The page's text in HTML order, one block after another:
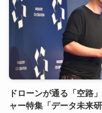
ドローンが通る「空路
ャー特集「データ未来